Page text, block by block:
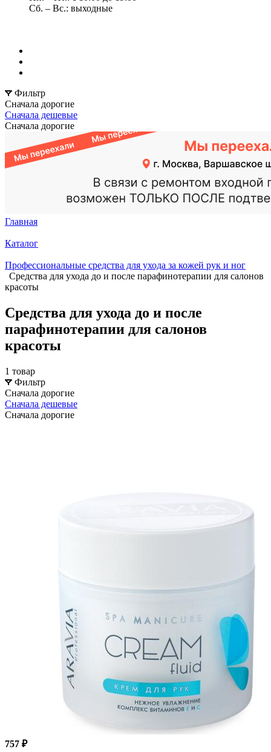
Сб. – Вс.: выходные
Фильтр
Сначала дорогие
Сначала дешевые
Сначала дорогие
Главная
Каталог
Профессиональные средства для ухода за кожей рук и ног
Средства для ухода до и после парафинотерапии для салонов
красоты
Средства для ухода до и после
парафинотерапии для салонов
красоты
1 товар
Фильтр
Сначала дорогие
Сначала дешевые
Сначала дорогие
757 ₽